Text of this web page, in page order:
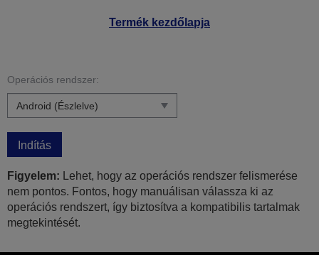
Termék kezdőlapja
Operációs rendszer:
Indítás
Figyelem: Lehet, hogy az operációs rendszer felismerése
nem pontos. Fontos, hogy manuálisan válassza ki az
operációs rendszert, így biztosítva a kompatibilis tartalmak
megtekintését.